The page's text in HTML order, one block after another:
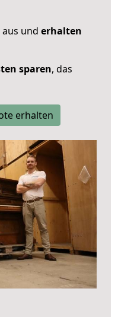
und erhalten
sparen, das
erhalten